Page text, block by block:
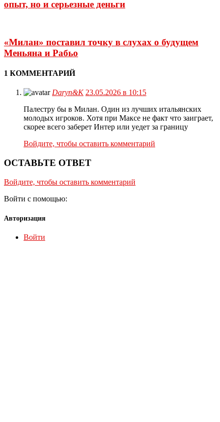
опыт, но и серьезные деньги
«Милан» поставил точку в слухах о будущем
Меньяна и Рабьо
1 КОММЕНТАРИЙ
Daryn&K 23.05.2026 в 10:15
Палестру бы в Милан. Один из лучших итальянских
молодых игроков. Хотя при Максе не факт что заиграет,
скорее всего заберет Интер или уедет за границу
Войдите, чтобы оставить комментарий
ОСТАВЬТЕ ОТВЕТ
Войдите, чтобы оставить комментарий
Войти с помощью:
Авторизация
Войти